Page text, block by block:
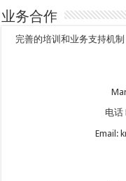
业务合作
完善的培训和业务支持机
电话
Email: